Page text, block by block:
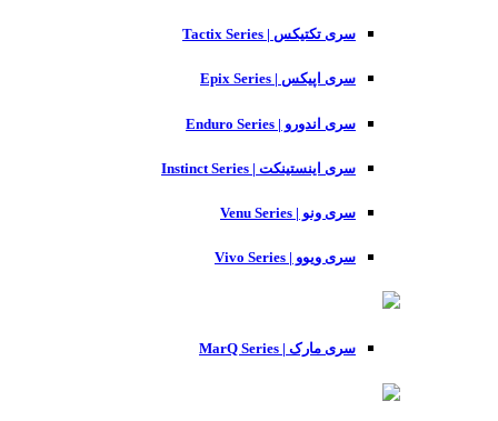
سری تکتیکس | Tactix Series
سری اپیکس | Epix Series
سری اندورو | Enduro Series
سری اینستینکت | Instinct Series
سری ونو | Venu Series
سری ویوو | Vivo Series
سری مارک | MarQ Series